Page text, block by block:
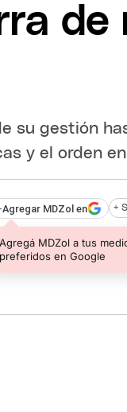
de
su gestión
y el orden
Agregar MDZol en
Agregá MDZol a tus
preferidos en Google
+